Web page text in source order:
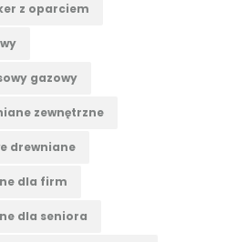
z oparciem
gazowy
zewnętrzne
drewniane
dla firm
dla seniora